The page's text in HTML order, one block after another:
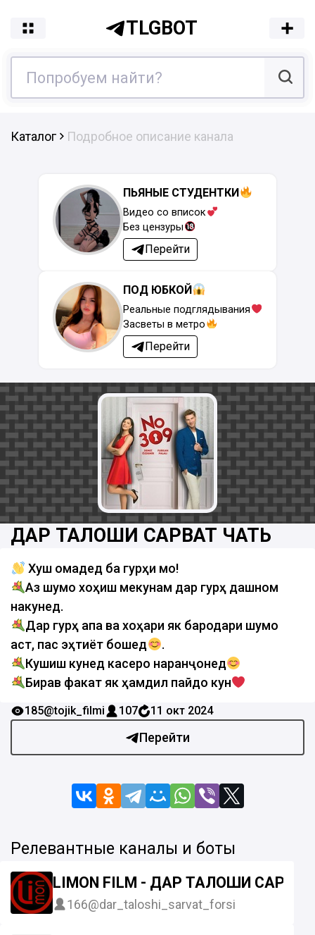
TLGBOT
Каталог Подробное описание канала
ПЬЯНЫЕ СТУДЕНТКИ
Видео со вписок
Без цензуры
Перейти
ПОД ЮБКОЙ
Реальные подглядывания
Засветы в метро
Перейти
ДАР ТАЛОШИ САРВАТ ЧАТЬ
Хуш омадед ба гурӯҳи мо!
Аз шумо хоҳиш мекунам дар гурӯҳ дашном
накунед.
Дар гурӯҳ апа ва хоҳари як бародари шумо
аст, пас эҳтиёт бошед
.
Кушиш кунед касеро наранҷонед
Бирав факат як ҳамдил пайдо кун
Перейти
185@tojik_filmi 107 11 окт 2024
Релевантные каналы и боты
LIMON FILM - ДАР ТАЛОШИ
166@dar_taloshi_sarvat_forsi